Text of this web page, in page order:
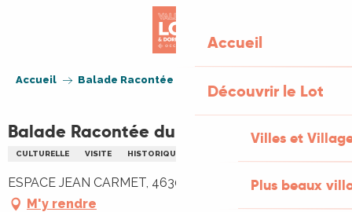
Accueil
Découvrir le Lot
Villes et
Plus beaux
Accueil Balade Racontée du Vigan Médiéval
Balade Racontée du Vigan Médiéval
CULTURELLE VISITE HISTORIQUE
ESPACE JEAN CARMET, 46300 Le Vigan
M'y rendre